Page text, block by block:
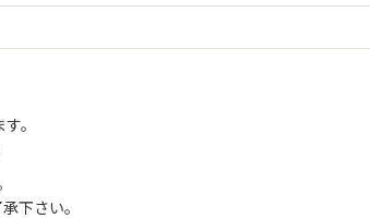
。
下さい。